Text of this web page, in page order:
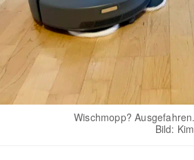
Wischmopp?
Bild: